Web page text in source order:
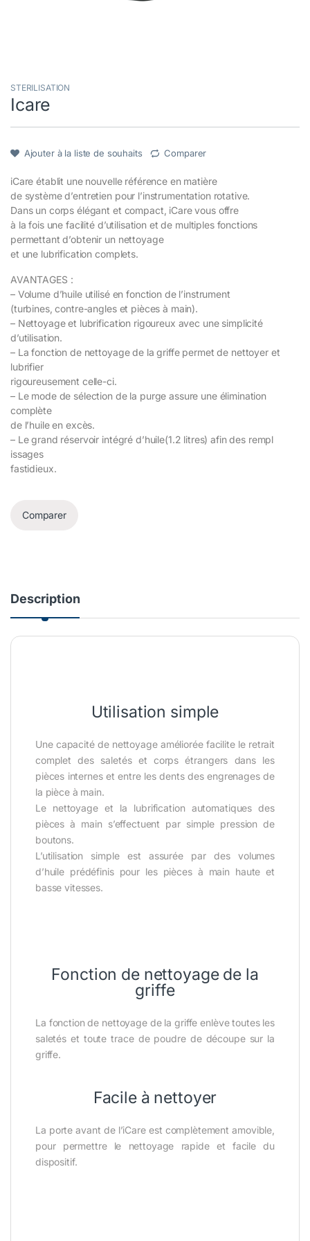
STERILISATION
Icare
Ajouter à la liste de souhaits Comparer
iCare établit une nouvelle référence en matière
de système d’entretien pour l’instrumentation rotative.
Dans un corps élégant et compact, iCare vous offre
à la fois une facilité d’utilisation et de multiples fonctions
permettant d’obtenir un nettoyage
et une lubrification complets.
AVANTAGES :
– Volume d’huile utilisé en fonction de l’instrument
(turbines, contre-angles et pièces à main).
– Nettoyage et lubrification rigoureux avec une simplicité
d’utilisation.
– La fonction de nettoyage de la griffe permet de nettoyer et
lubrifier
rigoureusement celle-ci.
– Le mode de sélection de la purge assure une élimination
complète
de l’huile en excès.
– Le grand réservoir intégré d’huile(1.2 litres) afin des rempl
issages
fastidieux.
Comparer
Description
Utilisation simple
Une capacité de nettoyage améliorée facilite le retrait
complet des saletés et corps étrangers dans les
pièces internes et entre les dents des engrenages de
la pièce à main.
Le nettoyage et la lubrification automatiques des
pièces à main s’effectuent par simple pression de
boutons.
L’utilisation simple est assurée par des volumes
d’huile prédéfinis pour les pièces à main haute et
basse vitesses.
Fonction de nettoyage de la
griffe
La fonction de nettoyage de la griffe enlève toutes les
saletés et toute trace de poudre de découpe sur la
griffe.
Facile à nettoyer
La porte avant de l’iCare est complètement amovible,
pour permettre le nettoyage rapide et facile du
dispositif.